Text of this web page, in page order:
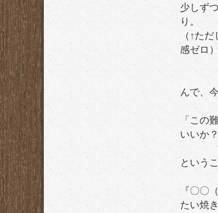
少しず
り。
（↑ただ
感ゼロ
んで、
「この
いいか
という
『〇〇
たい焼